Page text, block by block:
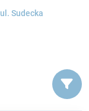
ul. Sudecka